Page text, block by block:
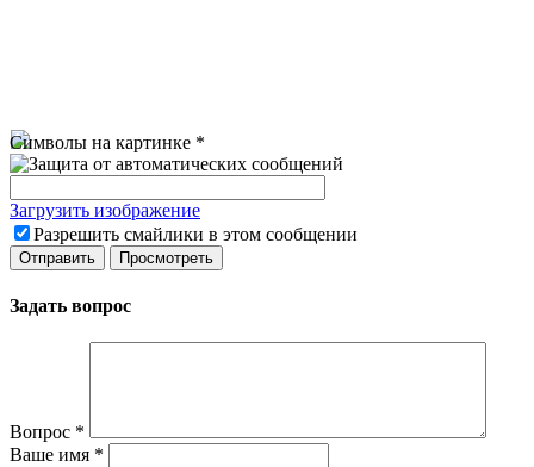
Символы на картинке *
Загрузить изображение
Разрешить смайлики в этом сообщении
Задать вопрос
Вопрос *
Ваше имя *